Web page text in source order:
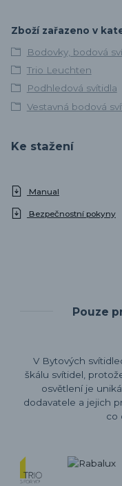
Zboží zařazeno v
Bodovky, bodová
Trio Leuchten
Podhledová svítidla
Vestavná bodová
Ke stažení
Manual
Bezpečnostní pokyny
Pouze
V Bytových
škálu svítidel,
osvětlení je
dodavatele a jejich
co